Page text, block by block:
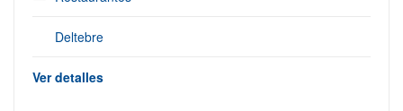
Deltebre
Ver detalles